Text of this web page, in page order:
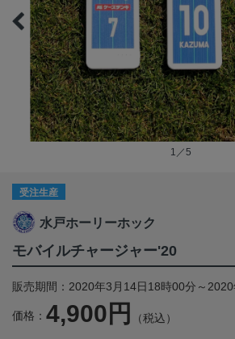
1／5
受注生産
水戸ホーリーホック
モバイルチャージャー'20
販売期間：2020年3月14日18時00分～
価格： 4,900円 （税込）